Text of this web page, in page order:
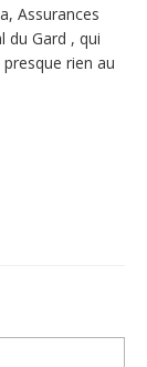
Assurances
du Gard , qui
rien au